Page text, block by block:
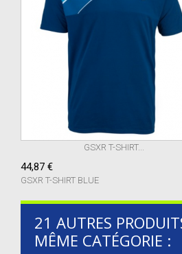
GSXR T-SHIRT...
44,87 €
GSXR T-SHIRT BLUE
21 AUTRES
MÊME CATÉGORIE :